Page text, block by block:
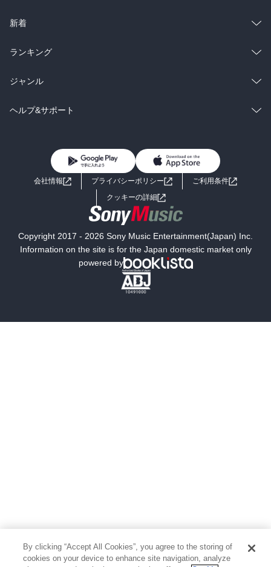
ラノベ
雑誌・グラビア
BL・TL
総合
ラノベ
雑誌・グラビア
BL・TL
新着
総合
ラノベ
雑誌・グラビア
ランキング
総合
ラノベ
ジャンル
コミック
ライトノベル 男子向けラノベ
小説
海外小説
ミステリー SF
文学
芸術・アート 映画・音楽・演劇
写真集 教養
ヘルプ&サポート
よくあるご質問 お問い合わせ
会社情報 プライバシーポリシー
ご利用条件
クッキーの詳細
Copyright 2017 - 2026 Sony Music Entertainment(Japan) Inc.
Information on the site is for the Japan domestic market only
powered by
By clicking “Accept All Cookies”, you agree to the storing of
cookies on your device to enhance site navigation, analyze